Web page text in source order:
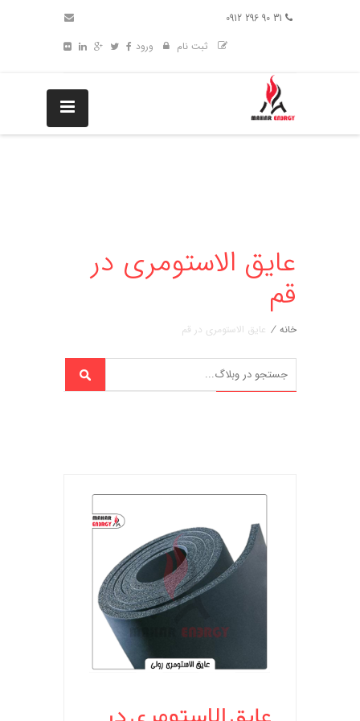
ثبت نام
ورود
عایق الاستومری در
قم
خانه / عایق الاستومری در قم